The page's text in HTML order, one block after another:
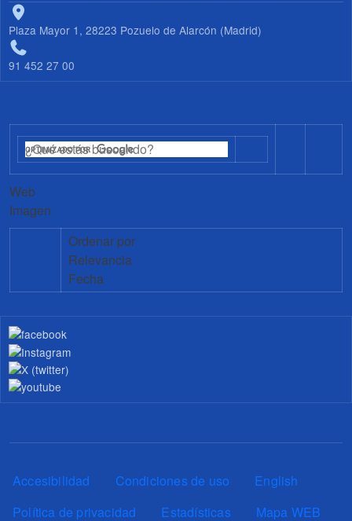
Plaza Mayor 1, 28223 Pozuelo de Alarcón (Madrid)
91 452 27 00
Web
Imagen
Ordenar por
Relevancia
Fecha
Pie de página
Accesibilidad Condiciones de uso
English
Política de privacidad
Estadísticas Mapa WEB